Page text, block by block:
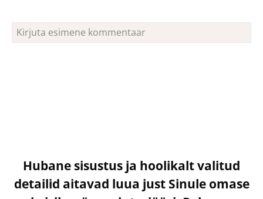
Hubane sisustus ja hoolikalt valitud
detailid aitavad luua just Sinule omase